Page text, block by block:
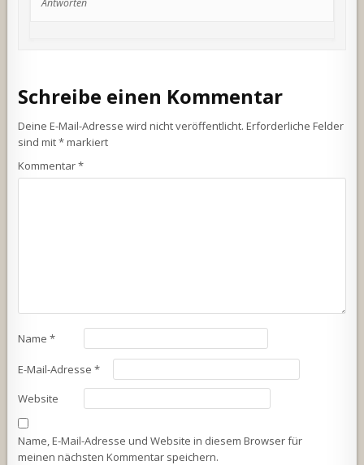
Antworten
Schreibe einen Kommentar
Deine E-Mail-Adresse wird nicht veröffentlicht. Erforderliche Felder
sind mit*markiert
Kommentar*
Name*
E-Mail-Adresse*
Website
Name, E-Mail-Adresse und Website in diesem Browser für
meinen nächsten Kommentar speichern.